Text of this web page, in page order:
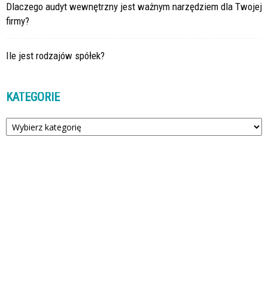
Dlaczego audyt wewnętrzny jest ważnym narzędziem dla Twojej
firmy?
Ile jest rodzajów spółek?
KATEGORIE
Kategorie